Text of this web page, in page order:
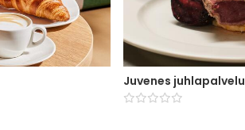
Juvenes juhlapalvelu